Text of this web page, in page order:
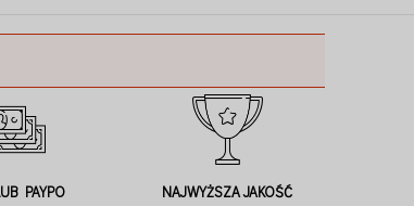
PAYPO NAJWYŻSZA JAKOŚĆ